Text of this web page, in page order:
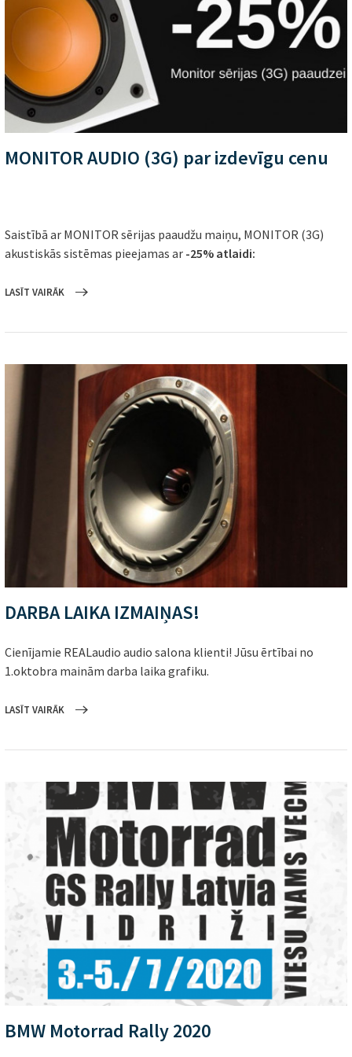
MONITOR AUDIO (3G) par izdevīgu cenu
Saistībā ar MONITOR sērijas paaudžu maiņu, MONITOR (3G)
akustiskās sistēmas pieejamas ar -25% atlaidi:
LASĪT VAIRĀK
DARBA LAIKA IZMAIŅAS!
Cienījamie REALaudio audio salona klienti! Jūsu ērtībai no
1.oktobra mainām darba laika grafiku.
LASĪT VAIRĀK
BMW Motorrad Rally 2020